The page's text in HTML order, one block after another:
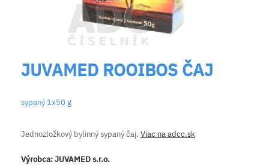
JUVAMED ROOIBOS ČAJ
sypaný 1x50 g
Jednozložkový bylinný sypaný čaj. Viac na adcc.sk
Výrobca:JUVAMED s.r.o.